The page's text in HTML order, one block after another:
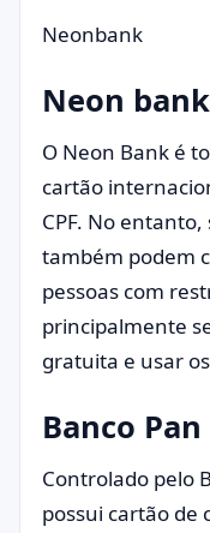
Neonbank
Neon bank
O Neon Bank é
cartão
CPF. No
também podem
pessoas com
principalmente
gratuita e usar
Banco Pan
Controlado pelo
possui cartão de